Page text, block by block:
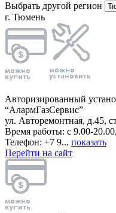
Выбрать другой регион
г. Тюмень
Авторизированный
“АлармГазСервис”
ул. Авторемонтная, д.45,
Время работы: с 9.00-
Телефон: +7 9... показать
Перейти на сайт